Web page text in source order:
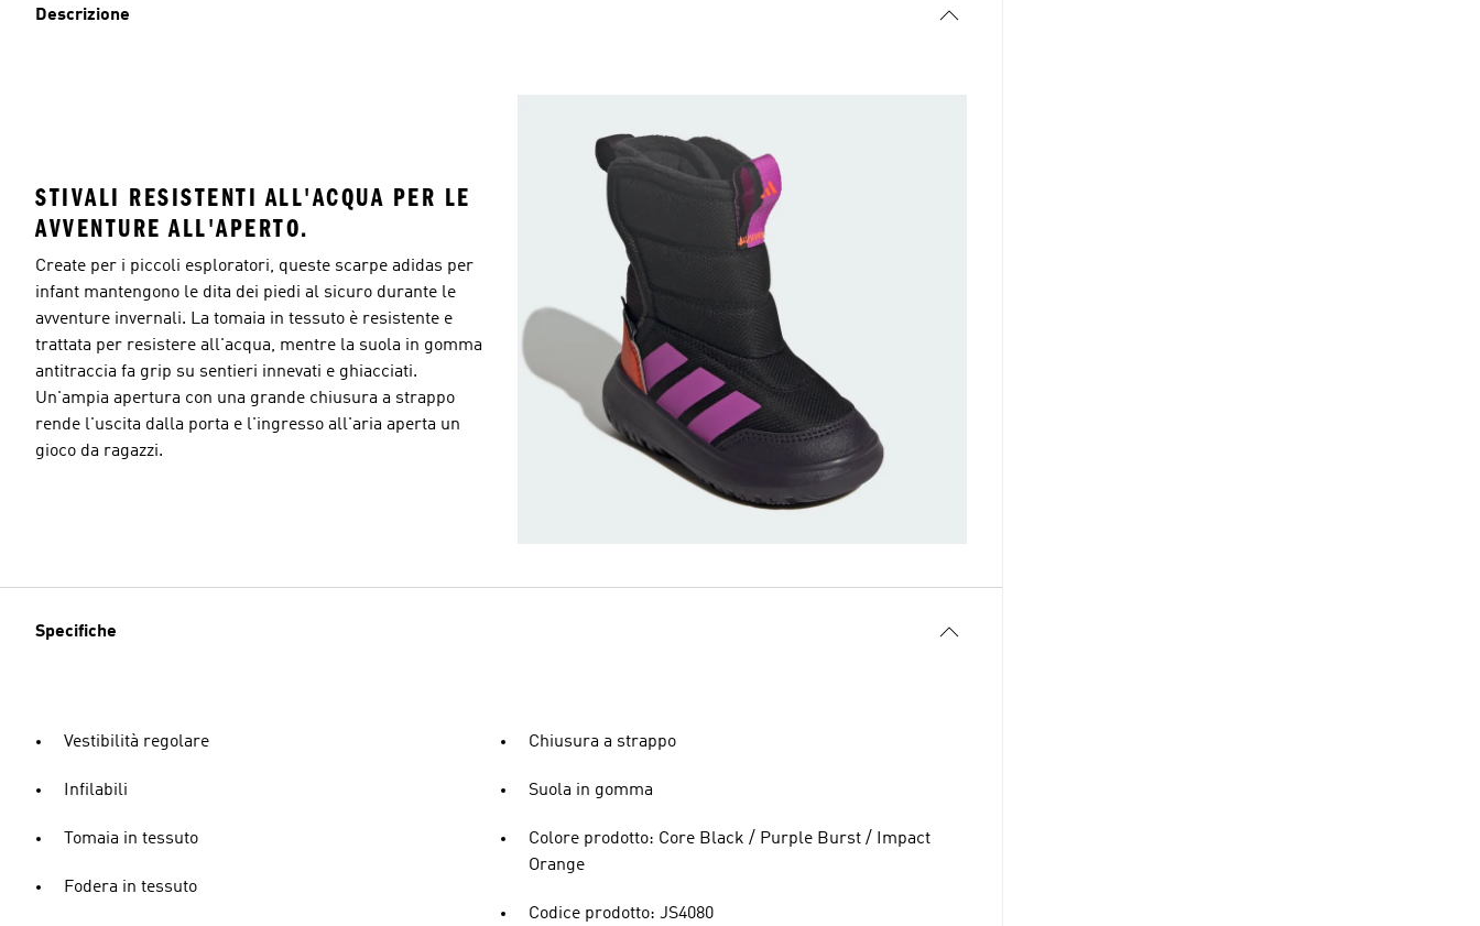
Descrizione
STIVALI RESISTENTI ALL'ACQUA PER LE
AVVENTURE ALL'APERTO.
Create per i piccoli esploratori, queste scarpe adidas per
infant mantengono le dita dei piedi al sicuro durante le
avventure invernali. La tomaia in tessuto è resistente e
trattata per resistere all'acqua, mentre la suola in gomma
antitraccia fa grip su sentieri innevati e ghiacciati.
Un'ampia apertura con una grande chiusura a strappo
rende l'uscita dalla porta e l'ingresso all'aria aperta un
gioco da ragazzi.
Specifiche
Vestibilità regolare
Infilabili
Tomaia in tessuto
Fodera in tessuto
Chiusura a strappo
Suola in gomma
Colore prodotto: Core Black / Purple Burst / Impact
Orange
Codice prodotto: JS4080